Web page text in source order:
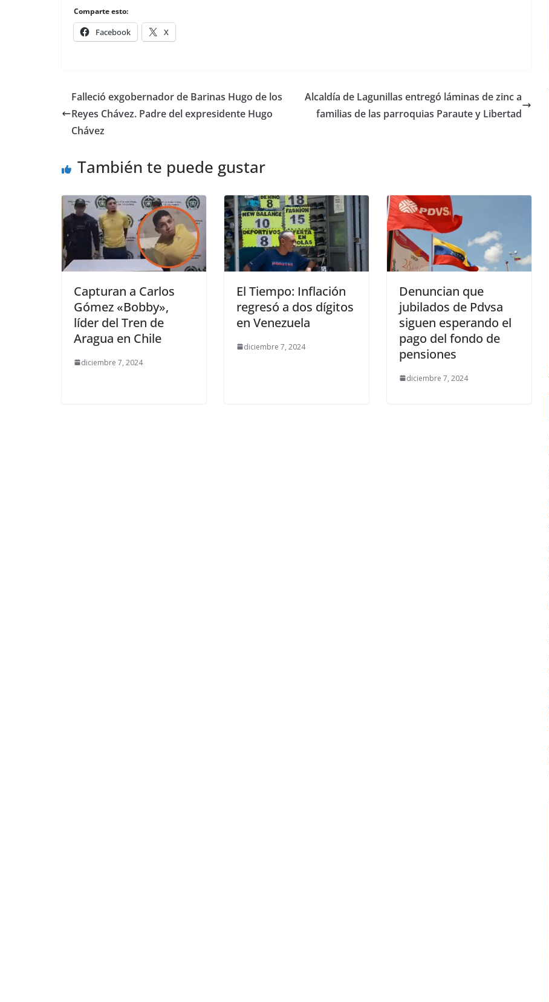
Comparte esto:
Facebook X
Falleció exgobernador de Barinas Hugo de los
Reyes Chávez. Padre del expresidente Hugo
Chávez
Alcaldía de Lagunillas entregó láminas de zinc a
familias de las parroquias Paraute y Libertad
También te puede gustar
Capturan a Carlos
Gómez «Bobby»,
líder del Tren de
Aragua en Chile
diciembre 7, 2024
El Tiempo: Inflación
regresó a dos dígitos
en Venezuela
diciembre 7, 2024
Denuncian que
jubilados de Pdvsa
siguen esperando el
pago del fondo de
pensiones
diciembre 7, 2024